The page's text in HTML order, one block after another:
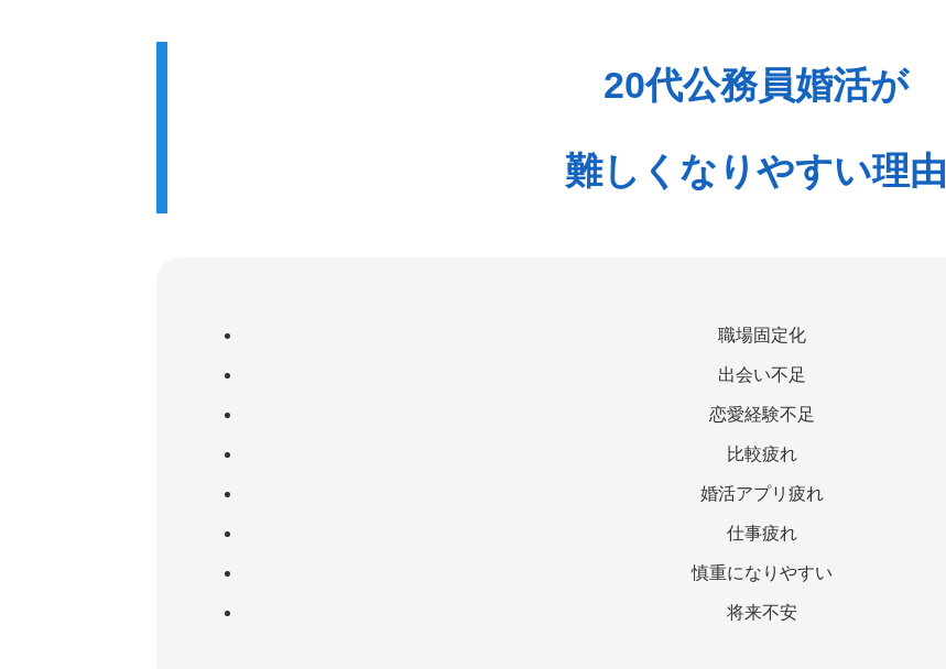
20代公務員婚活が
難しくなりやすい理由
職場固定化
出会い不足
恋愛経験不足
比較疲れ
婚活アプリ疲れ
仕事疲れ
慎重になりやすい
将来不安